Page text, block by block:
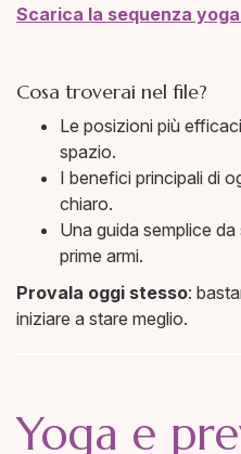
Scarica la sequenza
Cosa troverai nel file?
Le posizioni più
spazio.
I benefici principali di
chiaro.
Una guida semplice
prime armi.
Provala oggi stesso:
iniziare a stare meglio.
Yoga e